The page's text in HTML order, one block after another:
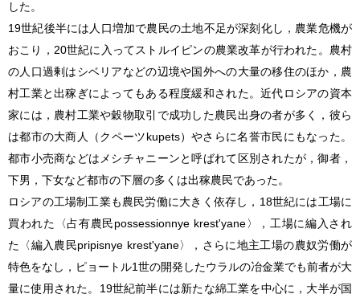
した。
19世紀後半には人口増加で農民の土地不足が深刻化し，農業危機が
おこり，20世紀に入ってストルイピンの農業改革が行われた。農村
の人口過剰はシベリアなどの辺境や国外への大量の移住のほか，農
村工業と出稼ぎによってもある程度緩和された。近代ロシアの資本
家には，農村工業や穀物取引で成功した農民出身の者が多く，彼ら
は都市の大商人（クペーツkupets）やさらに名誉市民にもなった。
都市小売商などはメシチャニーンと呼ばれて区別されたが，御者，
下男，下女など都市の下層の多くは出稼農民であった。
ロシアの工場制工業も農民労働に大きく依存し，18世紀には工場に
買われた〈占有農民possessionnye krest'yane〉，工場に編入され
た〈編入農民pripisnye krest'yane〉，さらに地主工場の農奴労働が
特色をなし，ピョートル1世の開発したウラルの冶金業でも前者が大
量に使用された。19世紀前半には新たな綿工業を中心に，大半が国